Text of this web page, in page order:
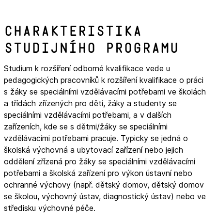
Charakteristika
studijního programu
Studium k rozšíření odborné kvalifikace vede u
pedagogických pracovníků k rozšíření kvalifikace o práci
s žáky se speciálními vzdělávacími potřebami ve školách
a třídách zřízených pro děti, žáky a studenty se
speciálními vzdělávacími potřebami, a v dalších
zařízeních, kde se s dětmi/žáky se speciálními
vzdělávacími potřebami pracuje. Typicky se jedná o
školská výchovná a ubytovací zařízení nebo jejich
oddělení zřízená pro žáky se speciálními vzdělávacími
potřebami a školská zařízení pro výkon ústavní nebo
ochranné výchovy (např. dětský domov, dětský domov
se školou, výchovný ústav, diagnostický ústav) nebo ve
středisku výchovné péče.